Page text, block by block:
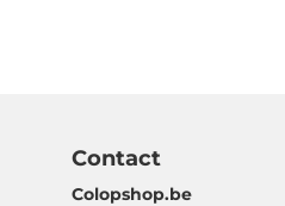
Contact
Colopshop.be